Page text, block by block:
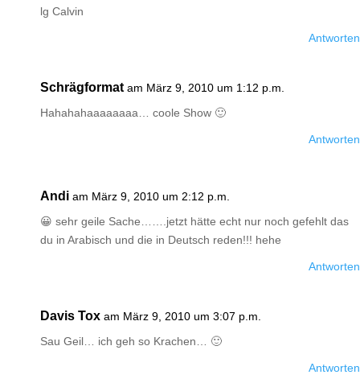
lg Calvin
Antworten
Schrägformat am März 9, 2010 um 1:12 p.m.
Hahahahaaaaaaaa… coole Show 🙂
Antworten
Andi am März 9, 2010 um 2:12 p.m.
😀 sehr geile Sache…….jetzt hätte echt nur noch gefehlt das
du in Arabisch und die in Deutsch reden!!! hehe
Antworten
Davis Tox am März 9, 2010 um 3:07 p.m.
Sau Geil… ich geh so Krachen… 🙂
Antworten